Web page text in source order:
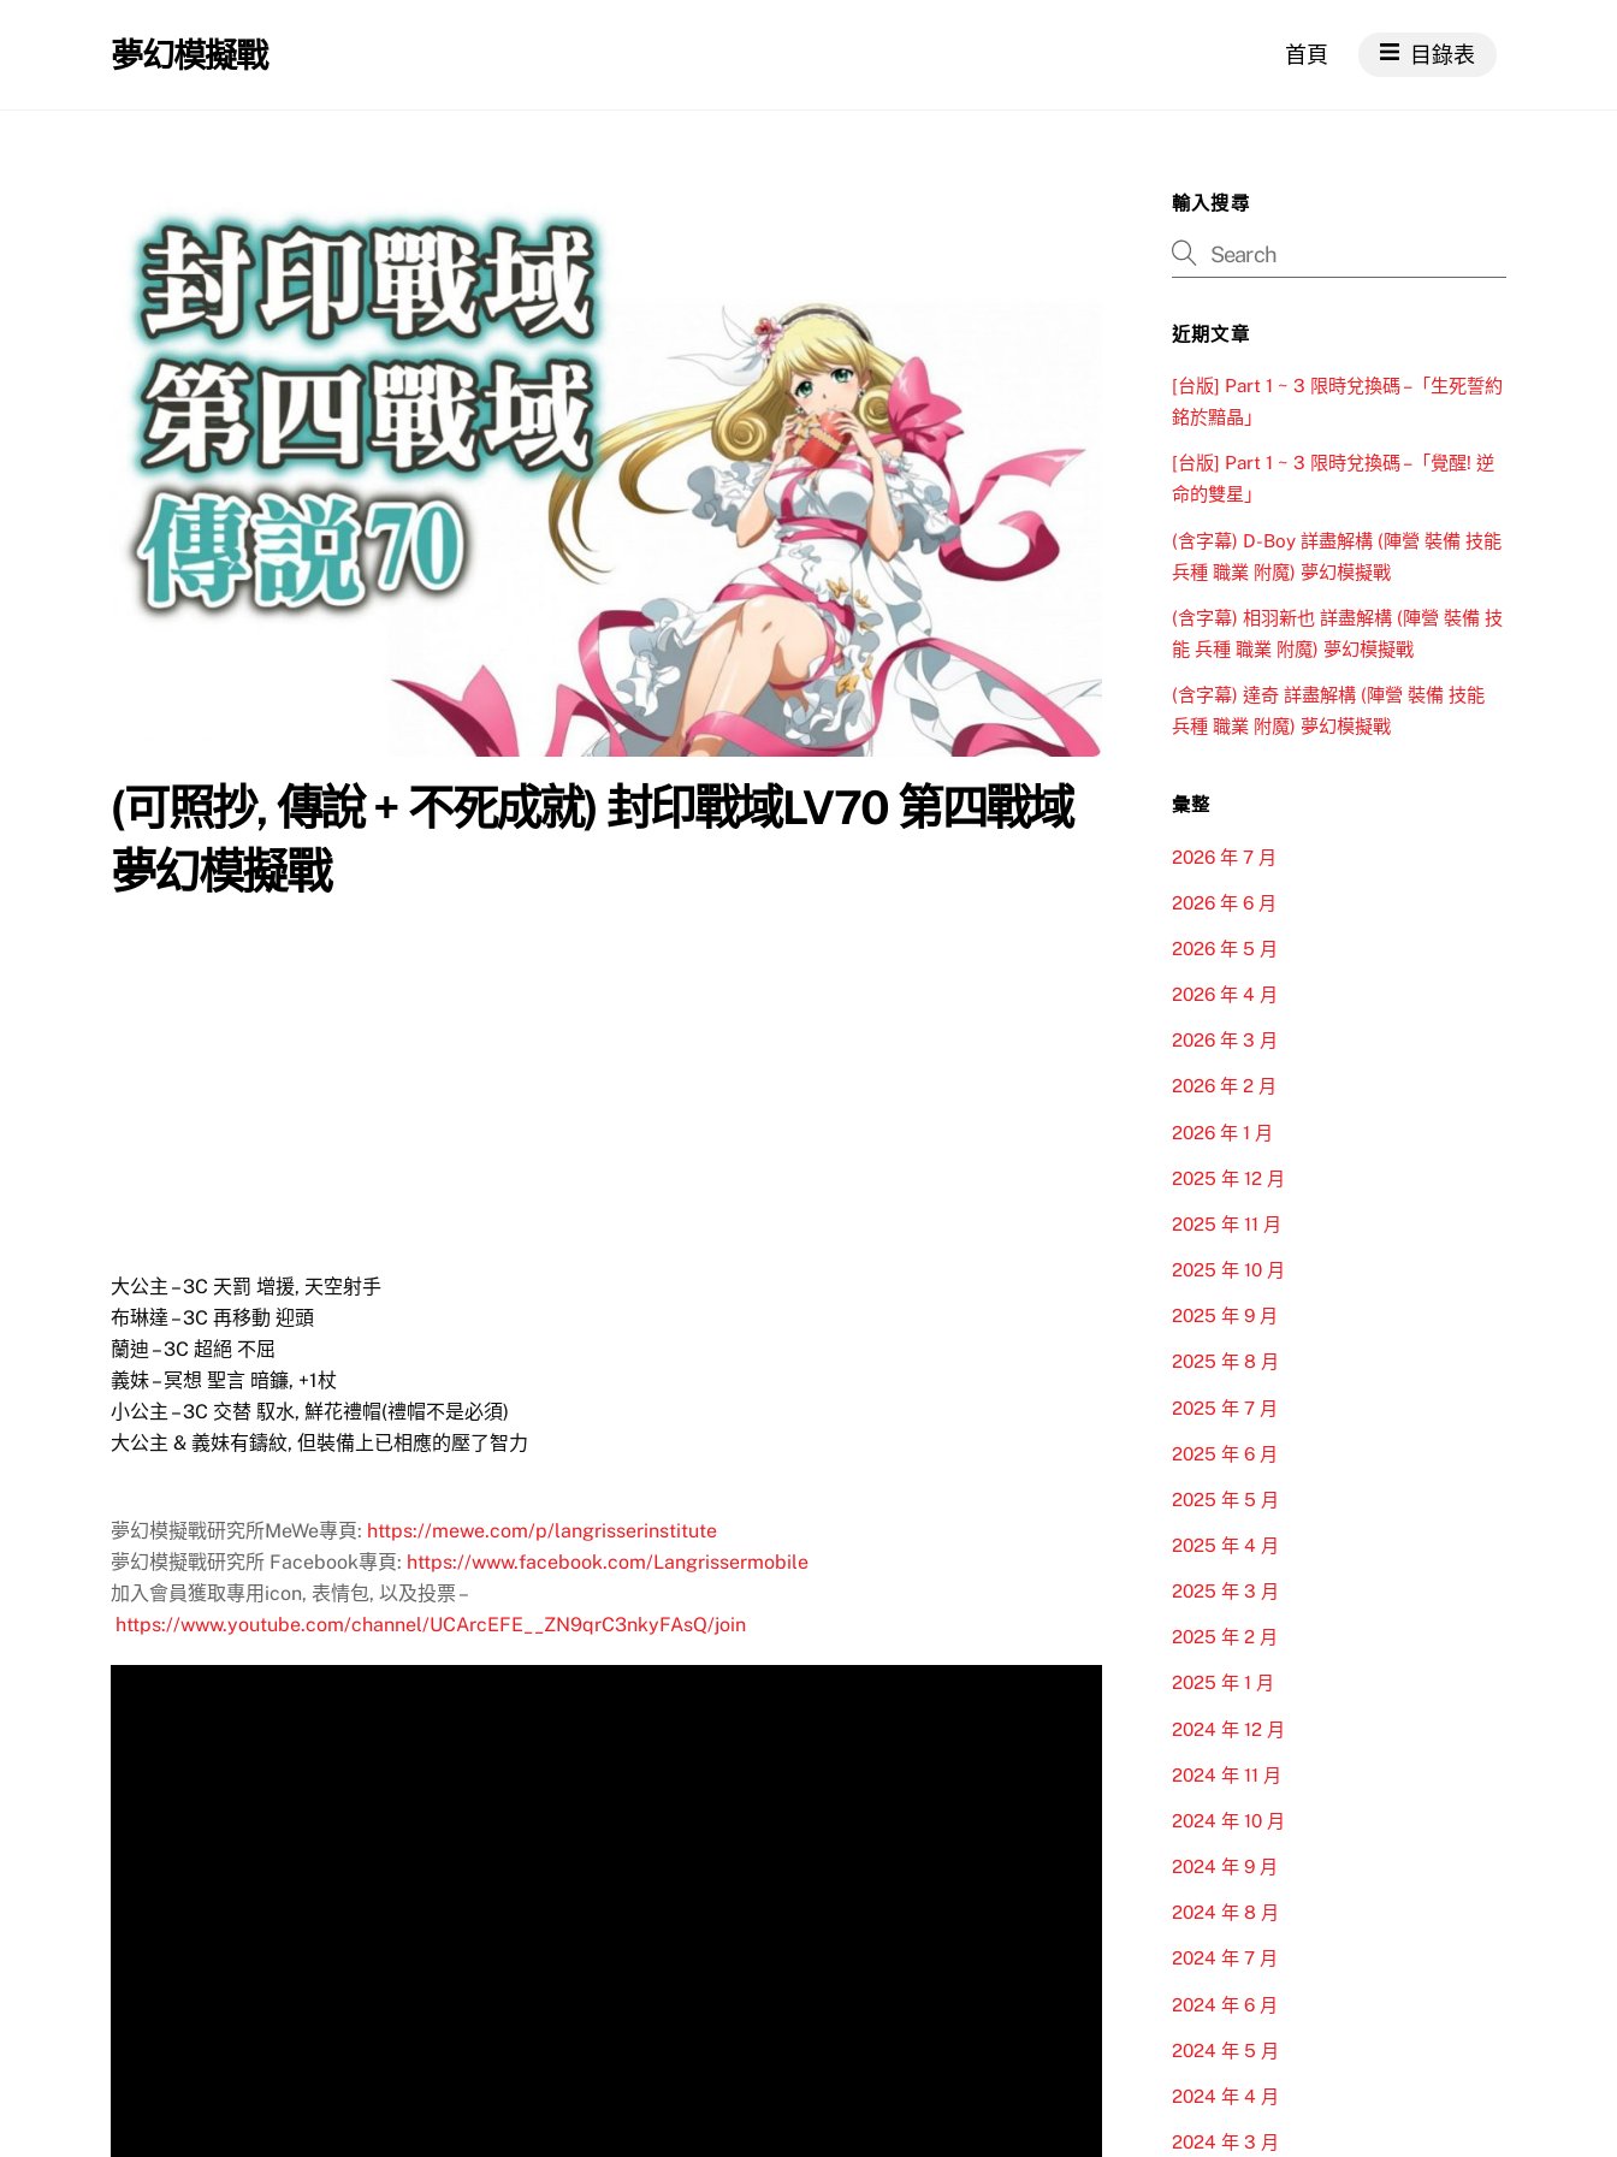
夢幻模擬戰 首頁 目錄表
(可照抄, 傳說 + 不死成就) 封印戰域LV70 第四戰域
夢幻模擬戰
大公主 – 3C 天罰 增援, 天空射手
布琳達 – 3C 再移動 迎頭
蘭迪 – 3C 超絕 不屈
義妹 – 冥想 聖言 暗鐮, +1杖
小公主 – 3C 交替 馭水, 鮮花禮帽(禮帽不是必須)
大公主 & 義妹有鑄紋, 但裝備上已相應的壓了智力
夢幻模擬戰研究所MeWe專頁: https://mewe.com/p/langrisserinstitute
夢幻模擬戰研究所 Facebook專頁: https://www.facebook.com/Langrissermobile
加入會員獲取專用icon, 表情包, 以及投票 –
https://www.youtube.com/channel/UCArcEFE__ZN9qrC3nkyFAsQ/join
輸入搜尋
近期文章
[台版] Part 1 ~ 3 限時兌換碼 –「生死誓約
銘於黯晶」
[台版] Part 1 ~ 3 限時兌換碼 –「覺醒! 逆
命的雙星」
(含字幕) D-Boy 詳盡解構 (陣營 裝備 技能
兵種 職業 附魔) 夢幻模擬戰
(含字幕) 相羽新也 詳盡解構 (陣營 裝備 技
能 兵種 職業 附魔) 夢幻模擬戰
(含字幕) 達奇 詳盡解構 (陣營 裝備 技能
兵種 職業 附魔) 夢幻模擬戰
彙整
2026 年 7 月
2026 年 6 月
2026 年 5 月
2026 年 4 月
2026 年 3 月
2026 年 2 月
2026 年 1 月
2025 年 12 月
2025 年 11 月
2025 年 10 月
2025 年 9 月
2025 年 8 月
2025 年 7 月
2025 年 6 月
2025 年 5 月
2025 年 4 月
2025 年 3 月
2025 年 2 月
2025 年 1 月
2024 年 12 月
2024 年 11 月
2024 年 10 月
2024 年 9 月
2024 年 8 月
2024 年 7 月
2024 年 6 月
2024 年 5 月
2024 年 4 月
2024 年 3 月